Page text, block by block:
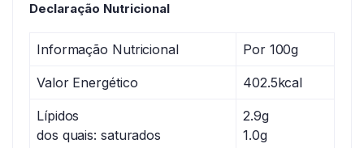
Declaração Nutricional
Informação Nutricional Por 100g
Valor Energético 402.5kcal
Lípidos
dos quais: saturados
2.9g
1.0g